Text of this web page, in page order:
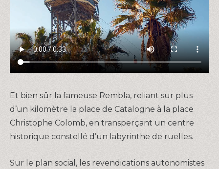
Et bien sûr la fameuse Rembla, reliant sur plus
d’un kilomètre la place de Catalogne à la place
Christophe Colomb, en transperçant un centre
historique constellé d’un labyrinthe de ruelles.
Sur le plan social, les revendications autonomistes